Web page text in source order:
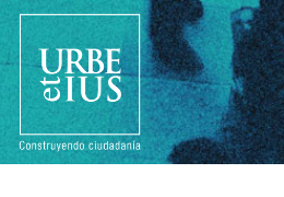
contenido